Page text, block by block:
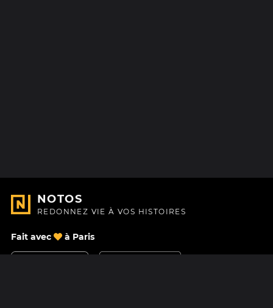
NOTOS
REDONNEZ VIE À VOS HISTOIRES
Fait avec à Paris